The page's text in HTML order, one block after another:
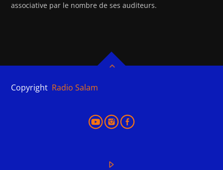
associative par le nombre de ses auditeurs.
Copyright Radio Salam